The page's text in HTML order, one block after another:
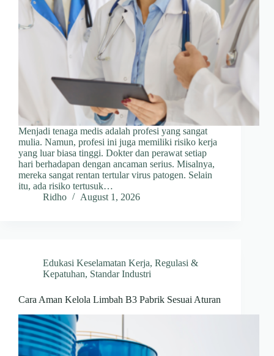
Menjadi tenaga medis adalah profesi yang sangat
mulia. Namun, profesi ini juga memiliki risiko kerja
yang luar biasa tinggi. Dokter dan perawat setiap
hari berhadapan dengan ancaman serius. Misalnya,
mereka sangat rentan tertular virus patogen. Selain
itu, ada risiko tertusuk…
Ridho
August 1, 2026
Edukasi Keselamatan Kerja, Regulasi &
Kepatuhan, Standar Industri
Cara Aman Kelola Limbah B3 Pabrik Sesuai Aturan